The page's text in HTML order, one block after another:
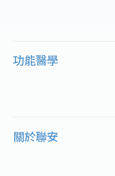
功能醫學
關於聯安